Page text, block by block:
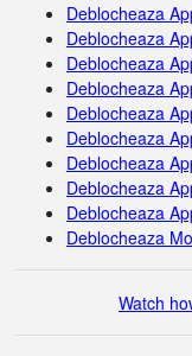
Deblocheaza
Deblocheaza
Deblocheaza
Deblocheaza
Deblocheaza
Deblocheaza
Deblocheaza
Deblocheaza
Deblocheaza
Deblocheaza
Watch